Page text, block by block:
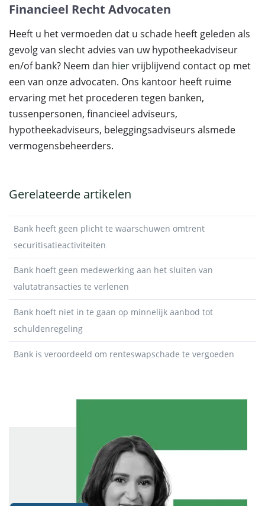
Financieel Recht Advocaten
Heeft u het vermoeden dat u schade heeft geleden als
gevolg van slecht advies van uw hypotheekadviseur
en/of bank? Neem dan hiervrijblijvend contact op met
een van onze advocaten. Ons kantoor heeft ruime
ervaring met het procederen tegen banken,
tussenpersonen, financieel adviseurs,
hypotheekadviseurs, beleggingsadviseurs alsmede
vermogensbeheerders.
Gerelateerde artikelen
Bank heeft geen plicht te waarschuwen omtrent
securitisatieactiviteiten
Bank hoeft geen medewerking aan het sluiten van
valutatransacties te verlenen
Bank hoeft niet in te gaan op minnelijk aanbod tot
schuldenregeling
Bank is veroordeeld om renteswapschade te vergoeden